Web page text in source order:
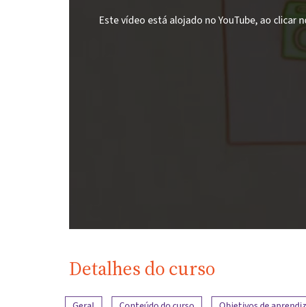
Este vídeo está alojado no YouTube, ao clicar
Detalhes do curso
Visão geral do conteúdo